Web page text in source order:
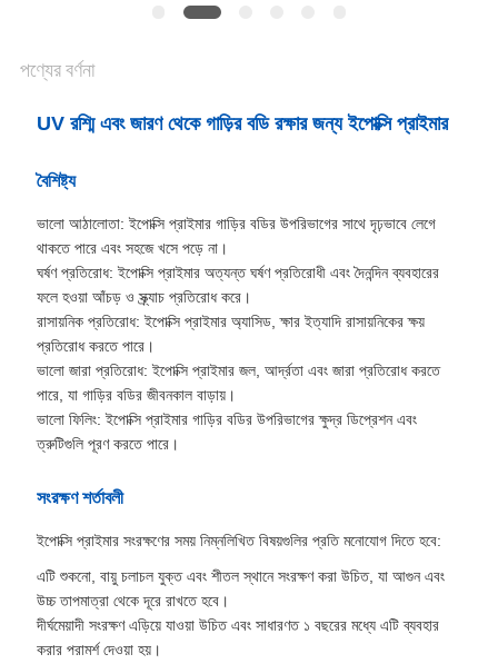
পণ্যের বর্ণনা
UV রশ্মি এবং জারণ থেকে গাড়ির বডি রক্ষার জন্য ইপোক্সি প্রাইমার
বৈশিষ্ট্য
ভালো আঠালোতা: ইপোক্সি প্রাইমার গাড়ির বডির উপরিভাগের সাথে দৃঢ়ভাবে লেগে
থাকতে পারে এবং সহজে খসে পড়ে না।
ঘর্ষণ প্রতিরোধ: ইপোক্সি প্রাইমার অত্যন্ত ঘর্ষণ প্রতিরোধী এবং দৈনন্দিন ব্যবহারের
ফলে হওয়া আঁচড় ও স্ক্র্যাচ প্রতিরোধ করে।
রাসায়নিক প্রতিরোধ: ইপোক্সি প্রাইমার অ্যাসিড, ক্ষার ইত্যাদি রাসায়নিকের ক্ষয়
প্রতিরোধ করতে পারে।
ভালো জারা প্রতিরোধ: ইপোক্সি প্রাইমার জল, আর্দ্রতা এবং জারা প্রতিরোধ করতে
পারে, যা গাড়ির বডির জীবনকাল বাড়ায়।
ভালো ফিলিং: ইপোক্সি প্রাইমার গাড়ির বডির উপরিভাগের ক্ষুদ্র ডিপ্রেশন এবং
ত্রুটিগুলি পূরণ করতে পারে।
সংরক্ষণ শর্তাবলী
ইপোক্সি প্রাইমার সংরক্ষণের সময় নিম্নলিখিত বিষয়গুলির প্রতি মনোযোগ দিতে হবে:
এটি শুকনো, বায়ু চলাচল যুক্ত এবং শীতল স্থানে সংরক্ষণ করা উচিত, যা আগুন এবং
উচ্চ তাপমাত্রা থেকে দূরে রাখতে হবে।
দীর্ঘমেয়াদী সংরক্ষণ এড়িয়ে যাওয়া উচিত এবং সাধারণত ১ বছরের মধ্যে এটি ব্যবহার
করার পরামর্শ দেওয়া হয়।